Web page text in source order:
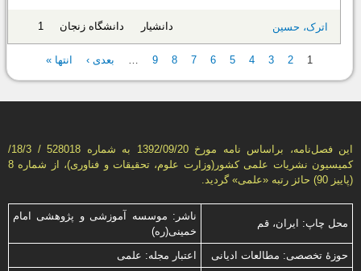
اترک، حسین دانشیار دانشگاه زنجان 1
صفحه‌ها
1
2
3
4
5
6
7
8
9 بعدی › انتها »
این فصل‌نامه، براساس نامه مورخ 1392/09/20 به شماره 528018 / 18/3/
كمیسیون نشریات علمی كشور(وزارت علوم، تحقیقات و فناوری)، از شماره 8
(پاییز 90) حائز رتبه «علمی» گردید.
محل چاپ: ایران، قم
ناشر: موسسه آموزشی و پژوهشی امام
خمینی(ره)
حوزۀ تخصصی: مطالعات ادیانی
اعتبار مجله: علمی